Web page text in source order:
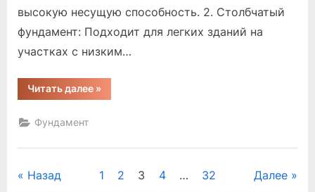
высокую несущую способность. 2. Столбчатый
фундамент: Подходит для легких зданий на
участках с низким…
Читать далее“какой
лучше
»
Фундамент
Пагинация
Назад 1 2 3 4 … 32 Далее